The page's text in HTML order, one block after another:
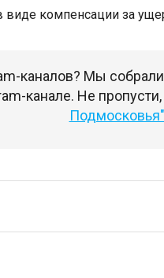
компенсации за
каналов? Мы
канале. Не
Подмосковья"